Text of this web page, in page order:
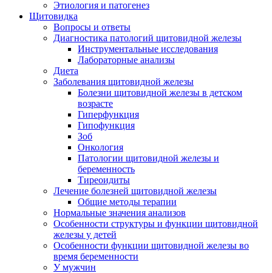
Этиология и патогенез
Щитовидка
Вопросы и ответы
Диагностика патологий щитовидной железы
Инструментальные исследования
Лабораторные анализы
Диета
Заболевания щитовидной железы
Болезни щитовидной железы в детском
возрасте
Гиперфункция
Гипофункция
Зоб
Онкология
Патологии щитовидной железы и
беременность
Тиреоидиты
Лечение болезней щитовидной железы
Общие методы терапии
Нормальные значения анализов
Особенности структуры и функции щитовидной
железы у детей
Особенности функции щитовидной железы во
время беременности
У мужчин